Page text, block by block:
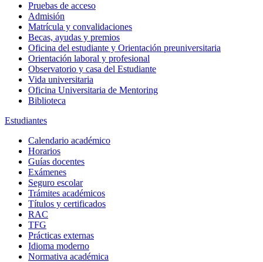
Pruebas de acceso
Admisión
Matrícula y convalidaciones
Becas, ayudas y premios
Oficina del estudiante y Orientación preuniversitaria
Orientación laboral y profesional
Observatorio y casa del Estudiante
Vida universitaria
Oficina Universitaria de Mentoring
Biblioteca
Estudiantes
Calendario académico
Horarios
Guías docentes
Exámenes
Seguro escolar
Trámites académicos
Títulos y certificados
RAC
TFG
Prácticas externas
Idioma moderno
Normativa académica